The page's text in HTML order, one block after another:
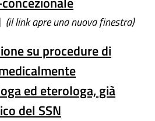
(il link apre una nuova finestra)
su procedure di
ed eterologa, già
del SSN